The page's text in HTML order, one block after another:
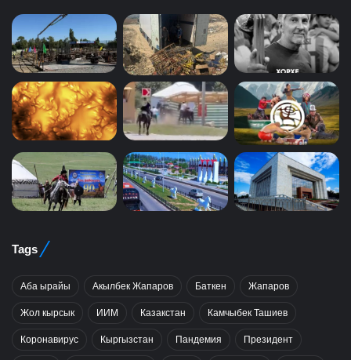
Tags
Аба ырайы Акылбек Жапаров Баткен Жапаров
Жол кырсык ИИМ Казакстан Камчыбек Ташиев
Коронавирус Кыргызстан Пандемия Президент